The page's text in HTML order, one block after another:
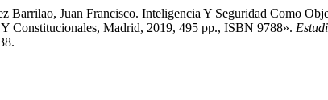
Barrilao, Juan Francisco. Inteligencia Y Seguridad Como
Constitucionales, Madrid, 2019, 495 pp., ISBN 9788».